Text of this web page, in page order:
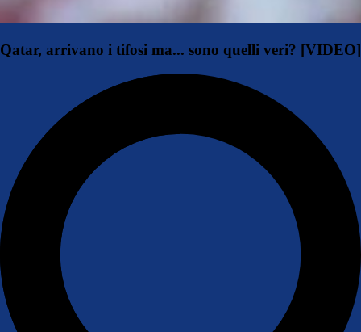
Qatar, arrivano i tifosi ma... sono quelli veri? [VIDEO]